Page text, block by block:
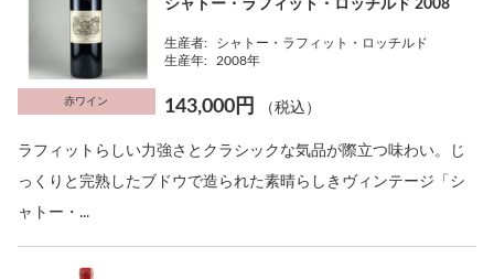
赤ワイン
シャトー・ラフィット・ロッチルド 2008
生産者:
シャトー・ラフィット・ロッチルド
生産年:
2008年
143,000円 （税込）
ラフィットらしい力強さとクラシックな気品が際立つ味わい。じ
っくりと完熟したブドウで造られた素晴らしきヴィンテージ「シ
ャトー・...